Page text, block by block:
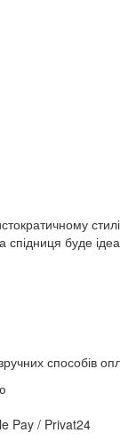
буде
способів
Pay / Privat24